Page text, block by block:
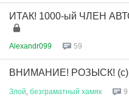
ИТАК! 1000-ый ЧЛЕН
Alexandr099 59
ВНИМАНИЕ! РОЗЫСК! (с)
Злой безграматный хамяк 9